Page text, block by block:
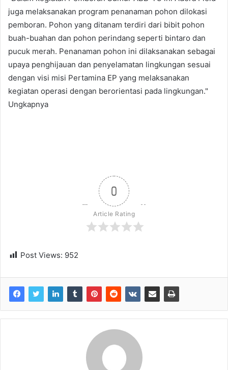
juga melaksanakan program penanaman pohon dilokasi
pemboran. Pohon yang ditanam terdiri dari bibit pohon
buah-buahan dan pohon perindang seperti bintaro dan
pucuk merah. Penanaman pohon ini dilaksanakan sebagai
upaya penghijauan dan penyelamatan lingkungan sesuai
dengan visi misi Pertamina EP yang melaksanakan
kegiatan operasi dengan berorientasi pada lingkungan."
Ungkapnya
0
Article Rating
Post Views: 952